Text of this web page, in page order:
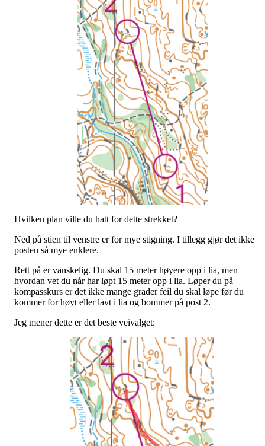
Hvilken plan ville du hatt for dette strekket?
Ned på stien til venstre er for mye stigning. I tillegg gjør det ikke
posten så mye enklere.
Rett på er vanskelig. Du skal 15 meter høyere opp i lia, men
hvordan vet du når har løpt 15 meter opp i lia. Løper du på
kompasskurs er det ikke mange grader feil du skal løpe før du
kommer for høyt eller lavt i lia og bommer på post 2.
Jeg mener dette er det beste veivalget: